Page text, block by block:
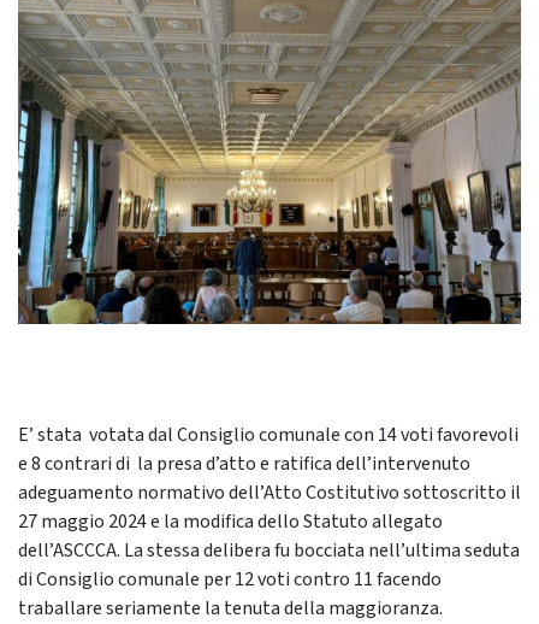
E’ stata votata dal Consiglio comunale con 14 voti favorevoli
e 8 contrari di la presa d’atto e ratifica dell’intervenuto
adeguamento normativo dell’Atto Costitutivo sottoscritto il
27 maggio 2024 e la modifica dello Statuto allegato
dell’ASCCCA. La stessa delibera fu bocciata nell’ultima seduta
di Consiglio comunale per 12 voti contro 11 facendo
traballare seriamente la tenuta della maggioranza.